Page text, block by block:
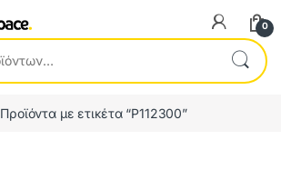
0
Προϊόντα με ετικέτα “P112300”